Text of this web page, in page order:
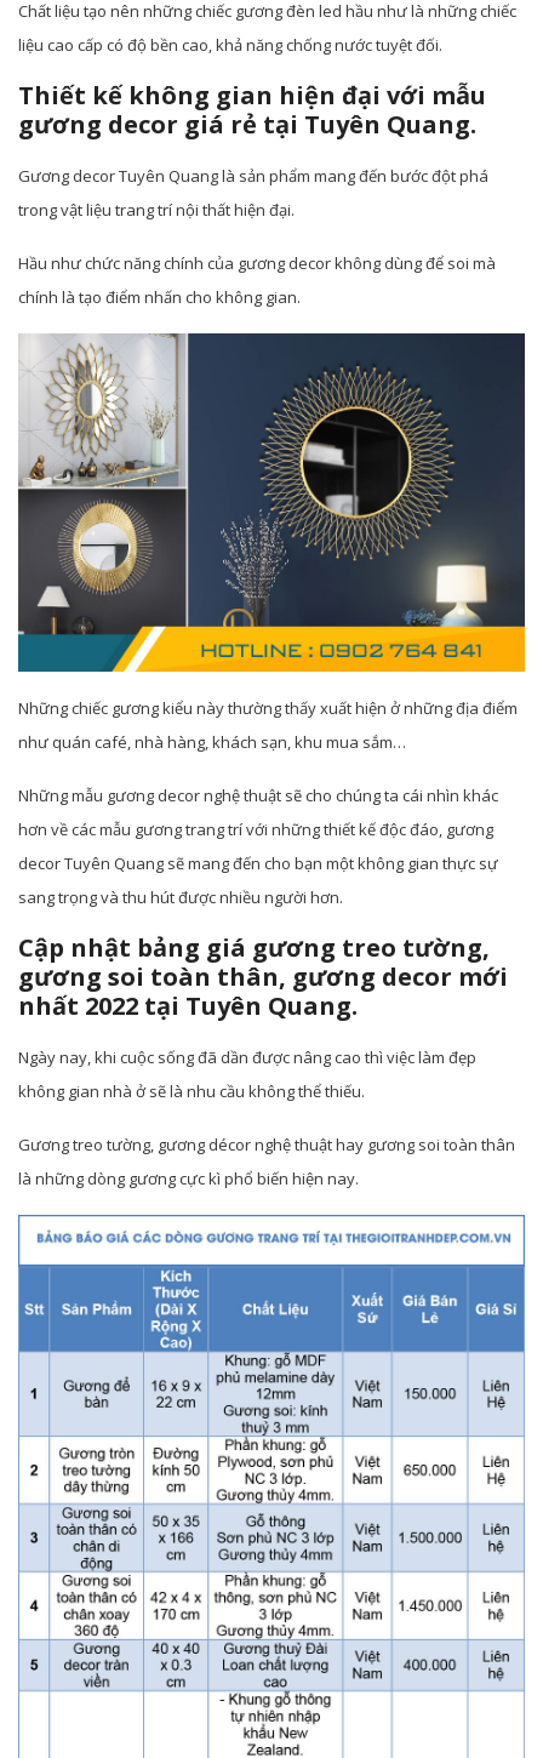
Chất liệu tạo nên những chiếc gương đèn led hầu như là những chiếc
liệu cao cấp có độ bền cao, khả năng chống nước tuyệt đối.
Thiết kế không gian hiện đại với mẫu
gương decor giá rẻ tại Tuyên Quang.
Gương decor Tuyên Quang là sản phẩm mang đến bước đột phá
trong vật liệu trang trí nội thất hiện đại.
Hầu như chức năng chính của gương decor không dùng để soi mà
chính là tạo điểm nhấn cho không gian.
Những chiếc gương kiểu này thường thấy xuất hiện ở những địa điểm
như quán café, nhà hàng, khách sạn, khu mua sắm…
Những mẫu gương decor nghệ thuật sẽ cho chúng ta cái nhìn khác
hơn về các mẫu gương trang trí với những thiết kế độc đáo, gương
decor Tuyên Quang sẽ mang đến cho bạn một không gian thực sự
sang trọng và thu hút được nhiều người hơn.
Cập nhật bảng giá gương treo tường,
gương soi toàn thân, gương decor mới
nhất 2022 tại Tuyên Quang.
Ngày nay, khi cuộc sống đã dần được nâng cao thì việc làm đẹp
không gian nhà ở sẽ là nhu cầu không thể thiếu.
Gương treo tường, gương décor nghệ thuật hay gương soi toàn thân
là những dòng gương cực kì phổ biến hiện nay.